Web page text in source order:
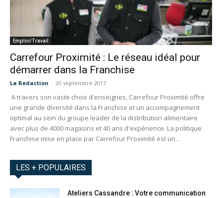
Emploi/Travail
Carrefour Proximité : Le réseau idéal pour
démarrer dans la Franchise
La Redaction - 20 septembre 2017
A travers son vaste choix d'enseignes, Carrefour Proximité offre
une grande diversité dans la Franchise et un accompagnement
optimal au sein du groupe leader de la distribution alimentaire
avec plus de 4000 magasins et 40 ans d'expérience. La politique
Franchise mise en place par Carrefour Proximité est un...
LES + POPULAIRES
Ateliers Cassandre : Votre communication